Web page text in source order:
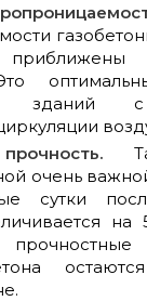
приближены
зданий
очень
сутки
прочностные